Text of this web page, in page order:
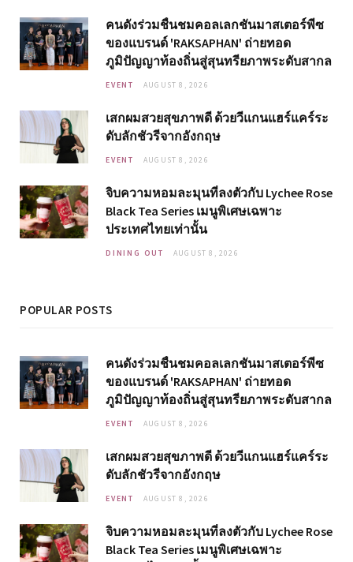
คนดังร่วมชื่นชมคอลเลกชันมาสเตอร์พีซ
ของแบรนด์ 'RAKSAPHAN' ถ่ายทอด
ภูมิปัญญาท้องถิ่นสู่สุนทรียภาพระดับสากล
EVENT AUGUST 8, 2026
เสกผมสวยสุขภาพดี ด้วยวีแกนแฮร์แคร์ระ
ดับลักชัวรีจากอังกฤษ
EVENT AUGUST 8, 2026
จิบความหอมละมุนที่ลงตัวกับ Lychee Rose
Black Tea Series เมนูพิเศษเฉพาะ
ประเทศไทยเท่านั้น
DINING OUT AUGUST 8, 2026
POPULAR POSTS
คนดังร่วมชื่นชมคอลเลกชันมาสเตอร์พีซ
ของแบรนด์ 'RAKSAPHAN' ถ่ายทอด
ภูมิปัญญาท้องถิ่นสู่สุนทรียภาพระดับสากล
EVENT AUGUST 8, 2026
เสกผมสวยสุขภาพดี ด้วยวีแกนแฮร์แคร์ระ
ดับลักชัวรีจากอังกฤษ
EVENT AUGUST 8, 2026
จิบความหอมละมุนที่ลงตัวกับ Lychee Rose
Black Tea Series เมนูพิเศษเฉพาะ